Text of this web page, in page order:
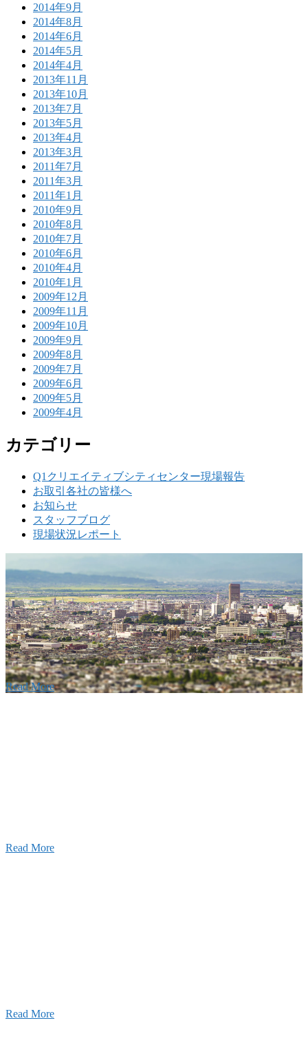
2014年9月
2014年8月
2014年6月
2014年5月
2014年4月
2013年11月
2013年10月
2013年7月
2013年5月
2013年4月
2013年3月
2011年7月
2011年3月
2011年1月
2010年9月
2010年8月
2010年7月
2010年6月
2010年4月
2010年1月
2009年12月
2009年11月
2009年10月
2009年9月
2009年8月
2009年7月
2009年6月
2009年5月
2009年4月
カテゴリー
Q1クリエイティブシティセンター現場報告
お取引各社の皆様へ
お知らせ
スタッフブログ
現場状況レポート
の歴史ある実績・建設技術と、旧カネフジハウス
利くフットワークが結びついた新しい建設会社で
Read More
Read More
Read More